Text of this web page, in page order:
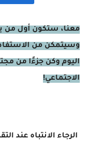
معنا، ستكون أول من
وسيتمكن من
اليوم وكن جزءًا من
الاجتماعي!
الرجاء الانتباه عند